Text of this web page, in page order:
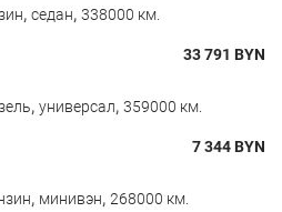
, седан, 338000 км.
33 791 BYN
, универсал, 359000 км.
7 344BYN
, минивэн, 268000 км.